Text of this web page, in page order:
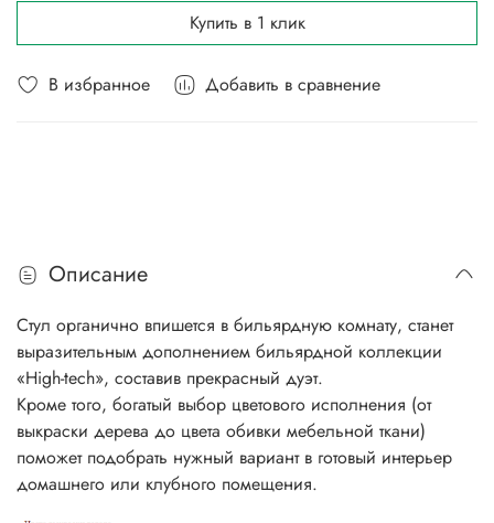
В избранное Добавить в сравнение
Купить в 1 клик
Описание
Стул органично впишется в бильярдную комнату, станет
выразительным дополнением бильярдной коллекции
«High-tech», составив прекрасный дуэт.
Кроме того, богатый выбор цветового исполнения (от
выкраски дерева до цвета обивки мебельной ткани)
поможет подобрать нужный вариант в готовый интерьер
домашнего или клубного помещения.